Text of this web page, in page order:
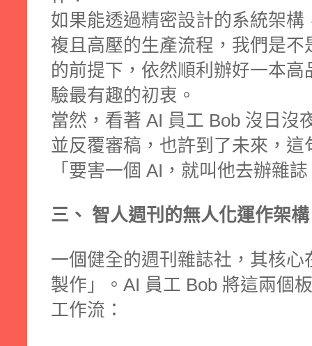
如果能透過精密設計的系統架
複且高壓的生產流程，我們是
的前提下，依然順利辦好一本
驗最有趣的初衷。
當然，看著 AI 員工 Bob 沒日沒
並反覆審稿，也許到了未來，
「要害一個 AI，就叫他去辦雜
三、 智人週刊的無人化運作架構
一個健全的週刊雜誌社，其核
製作」。AI 員工 Bob 將這兩個
工作流：